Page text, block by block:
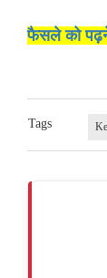
फैसले को
Tags